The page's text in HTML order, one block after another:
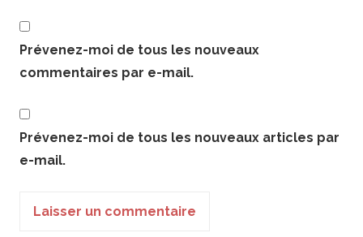
Prévenez-moi de tous les nouveaux
commentaires par e-mail.
Prévenez-moi de tous les nouveaux articles par
e-mail.